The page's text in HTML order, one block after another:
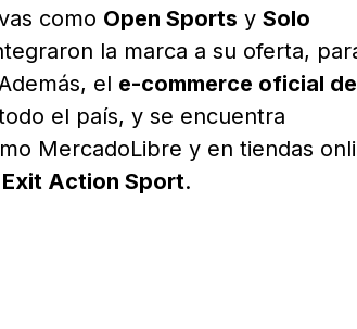
como Open Sports y Solo
la marca a su oferta,
el e-commerce oficial de
el país, y se encuentra
MercadoLibre y en tiendas
Exit Action Sport.